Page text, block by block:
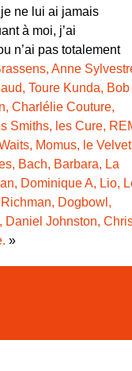
ne lui ai jamais
à moi, j’ai
n’ai pas totalement
Anne
Toure Kunda, Bob
Charlélie Couture,
Smiths, les Cure,
Momus, le
Bach, Barbara, La
Dominique A, Lio,
Dogbowl,
Daniel Johnston,
»